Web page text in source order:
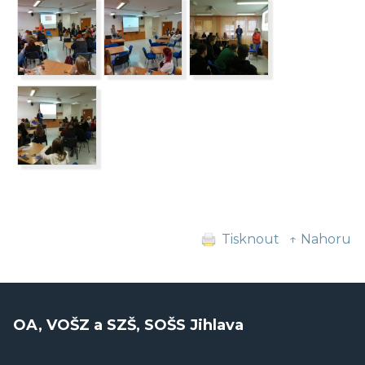
Tisknout ↑ Nahoru
OA, VOŠZ a SZŠ, SOŠS Jihlava